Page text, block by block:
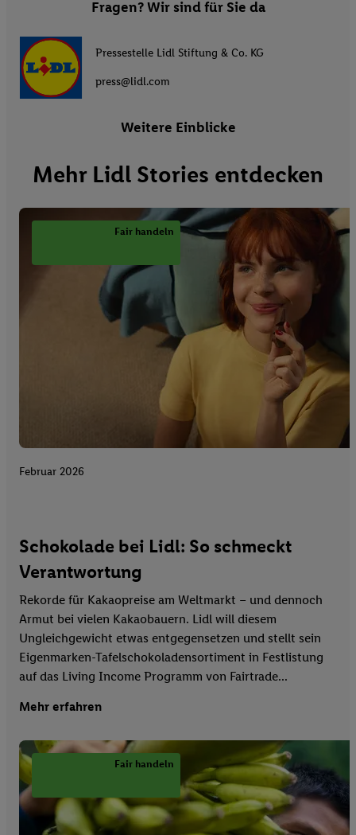
Fragen? Wir sind für Sie da
Pressestelle Lidl Stiftung & Co. KG
press@lidl.com
Weitere Einblicke
Mehr Lidl Stories entdecken
Fair handeln
Februar 2026
Schokolade bei Lidl: So schmeckt
Verantwortung
Rekorde für Kakaopreise am Weltmarkt – und dennoch
Armut bei vielen Kakaobauern. Lidl will diesem
Ungleichgewicht etwas entgegensetzen und stellt sein
Eigenmarken-Tafelschokoladensortiment in Festlistung
auf das Living Income Programm von Fairtrade...
Mehr erfahren
Fair handeln